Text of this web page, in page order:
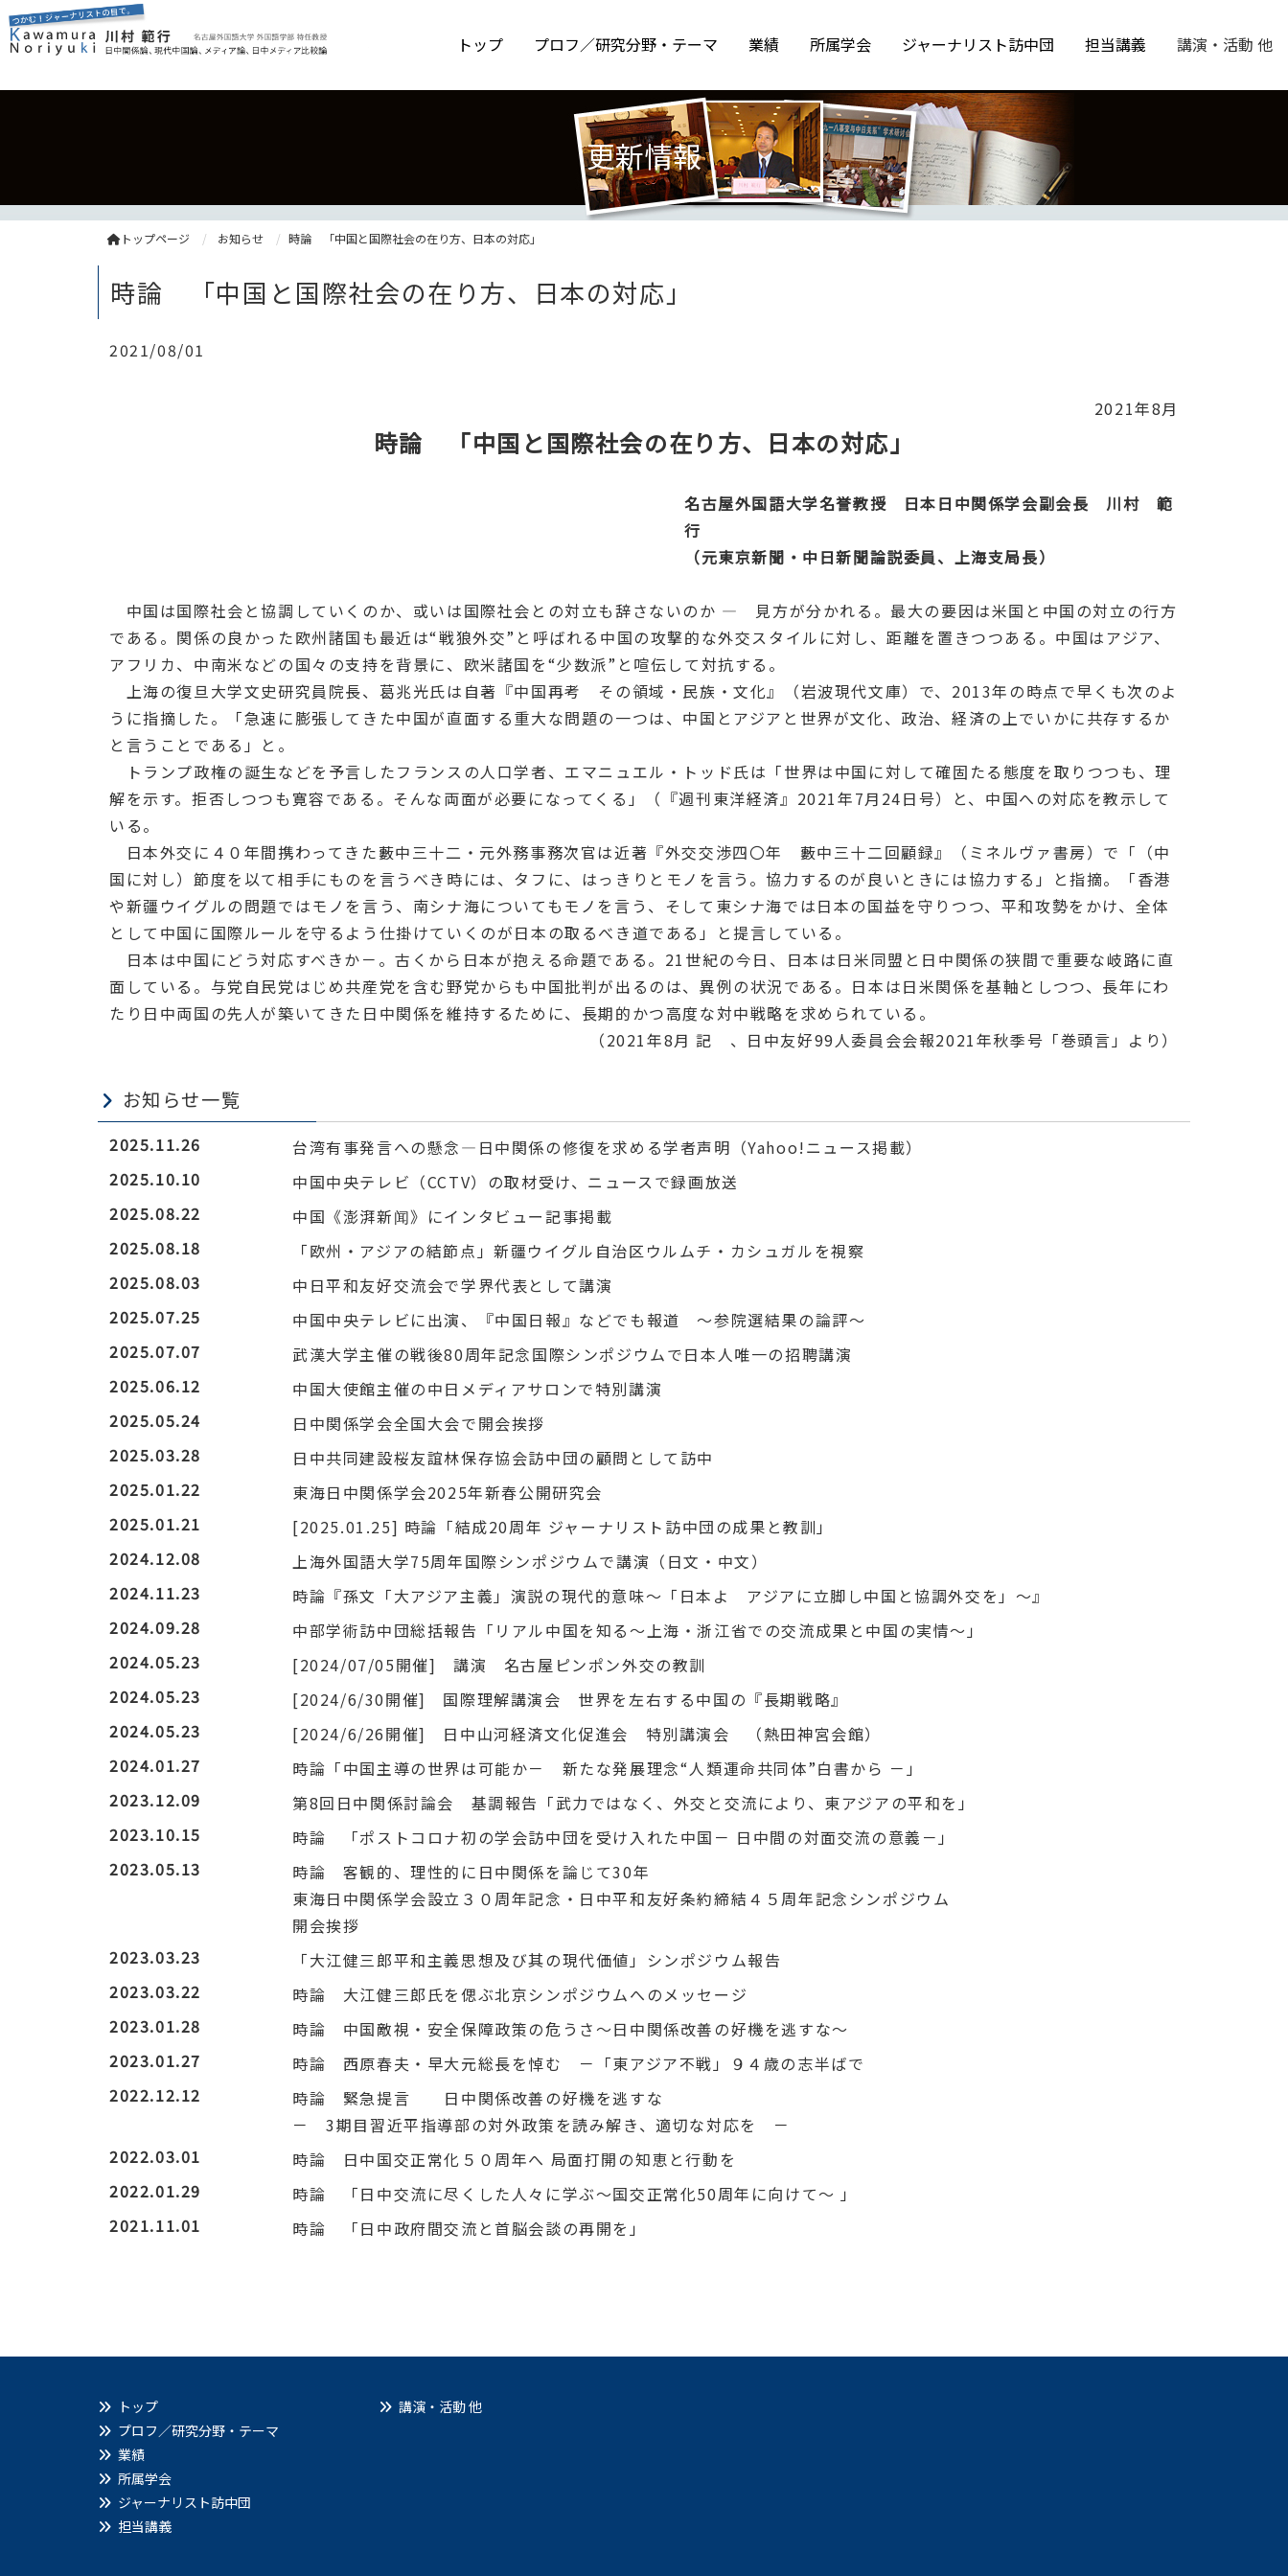
トップ プロフ／研究分野・テーマ 業績 所属学会 ジャーナリスト訪中団 担当講義 講演・活動 他
更新情報
トップページ お知らせ 時論 「中国と国際社会の在り方、日本の対応」
時論 「中国と国際社会の在り方、日本の対応」
2021/08/01
2021年8月
時論 「中国と国際社会の在り方、日本の対応」
名古屋外国語大学名誉教授 日本日中関係学会副会長 川村 範
行
（元東京新聞・中日新聞論説委員、上海支局長）
中国は国際社会と協調していくのか、或いは国際社会との対立も辞さないのか ― 見方が分かれる。最大の要因は米国と中国の対立の行方
である。関係の良かった欧州諸国も最近は“戦狼外交”と呼ばれる中国の攻撃的な外交スタイルに対し、距離を置きつつある。中国はアジア、
アフリカ、中南米などの国々の支持を背景に、欧米諸国を“少数派”と喧伝して対抗する。
上海の復旦大学文史研究員院長、葛兆光氏は自著『中国再考 その領域・民族・文化』（岩波現代文庫）で、 2013年の時点で早くも次のよ
うに指摘した。「急速に膨張してきた中国が直面する重大な問題の一つは、中国とアジアと世界が文化、政治、経済の上でいかに共存するか
と言うことである」と。
トランプ政権の誕生などを予言したフランスの人口学者、エマニュエル・トッド氏は「世界は中国に対して確固たる態度を取りつつも、理
解を示す。拒否しつつも寛容である。そんな両面が必要になってくる」（『週刊東洋経済』 2021年7月 24日号）と、中国への対応を教示して
いる。
日本外交に４０年間携わってきた藪中三十二・元外務事務次官は近著『外交交渉四〇年 藪中三十二回顧録』（ミネルヴァ書房）で「（中
国に対し）節度を以て相手にものを言うべき時には、タフに、はっきりとモノを言う。協力するのが良いときには協力する」と指摘。「香港
や新疆ウイグルの問題ではモノを言う、南シナ海についてもモノを言う、そして東シナ海では日本の国益を守りつつ、平和攻勢をかけ、全体
として中国に国際ルールを守るよう仕掛けていくのが日本の取るべき道である」と提言している。
日本は中国にどう対応すべきか－。古くから日本が抱える命題である。21世紀の今日、日本は日米同盟と日中関係の狭間で重要な岐路に直
面している。与党自民党はじめ共産党を含む野党からも中国批判が出るのは、異例の状況である。日本は日米関係を基軸としつつ、長年にわ
たり日中両国の先人が築いてきた日中関係を維持するために、長期的かつ高度な対中戦略を求められている。
（2021年8月 記 、日中友好99人委員会会報2021年秋季号「巻頭言」より）
お知らせ一覧
2025.11.26
台湾有事発言への懸念―日中関係の修復を求める学者声明（Yahoo!ニュース掲載）
2025.10.10
中国中央テレビ（CCTV）の取材受け、ニュースで録画放送
2025.08.22
中国《澎湃新闻》にインタビュー記事掲載
2025.08.18
「欧州・アジアの結節点」新疆ウイグル自治区ウルムチ・カシュガルを視察
2025.08.03
中日平和友好交流会で学界代表として講演
2025.07.25
中国中央テレビに出演、『中国日報』などでも報道 ～参院選結果の論評～
2025.07.07
武漢大学主催の戦後80周年記念国際シンポジウムで日本人唯一の招聘講演
2025.06.12
中国大使館主催の中日メディアサロンで特別講演
2025.05.24
日中関係学会全国大会で開会挨拶
2025.03.28
日中共同建設桜友誼林保存協会訪中団の顧問として訪中
2025.01.22
東海日中関係学会2025年新春公開研究会
2025.01.21
[2025.01.25] 時論「結成20周年 ジャーナリスト訪中団の成果と教訓」
2024.12.08
上海外国語大学75周年国際シンポジウムで講演（日文・中文）
2024.11.23
時論『孫文「大アジア主義」演説の現代的意味～「日本よ アジアに立脚し中国と協調外交を」～』
2024.09.28
中部学術訪中団総括報告「リアル中国を知る～上海・浙江省での交流成果と中国の実情～」
2024.05.23
[2024/07/05開催] 講演 名古屋ピンポン外交の教訓
2024.05.23
[2024/6/30開催] 国際理解講演会 世界を左右する中国の『長期戦略』
2024.05.23
[2024/6/26開催] 日中山河経済文化促進会 特別講演会 （熱田神宮会館）
2024.01.27
時論「中国主導の世界は可能か－ 新たな発展理念“人類運命共同体”白書から －」
2023.12.09
第8回日中関係討論会 基調報告「武力ではなく、外交と交流により、東アジアの平和を」
2023.10.15
時論 「ポストコロナ初の学会訪中団を受け入れた中国－ 日中間の対面交流の意義－」
2023.05.13
時論 客観的、理性的に日中関係を論じて30年
東海日中関係学会設立３０周年記念・日中平和友好条約締結４５周年記念シンポジウム
開会挨拶
2023.03.23
「大江健三郎平和主義思想及び其の現代価値」シンポジウム報告
2023.03.22
時論 大江健三郎氏を偲ぶ北京シンポジウムへのメッセージ
2023.01.28
時論 中国敵視・安全保障政策の危うさ～日中関係改善の好機を逃すな～
2023.01.27
時論 西原春夫・早大元総長を悼む －「東アジア不戦」９４歳の志半ばで
2022.12.12
時論 緊急提言 日中関係改善の好機を逃すな
－ 3期目習近平指導部の対外政策を読み解き、適切な対応を －
2022.03.01
時論 日中国交正常化５０周年へ 局面打開の知恵と行動を
2022.01.29
時論 「日中交流に尽くした人々に学ぶ～国交正常化50周年に向けて～ 」
2021.11.01
時論 「日中政府間交流と首脳会談の再開を」
トップ
プロフ／研究分野・テーマ
業績
所属学会
ジャーナリスト訪中団
担当講義
講演・活動 他